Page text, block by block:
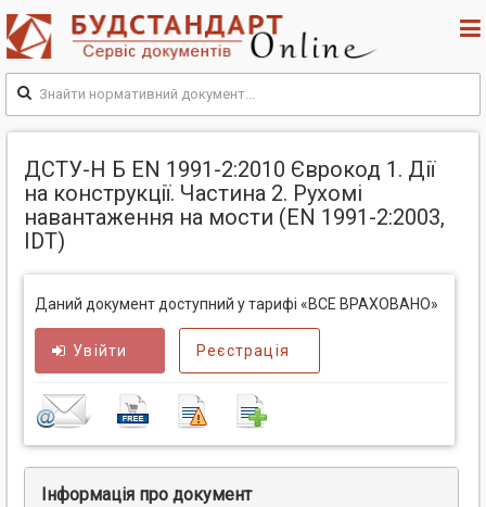
ДСТУ-Н Б EN 1991-2:2010 Єврокод 1. Дії
на конструкції. Частина 2. Рухомі
навантаження на мости (EN 1991-2:2003,
IDT)
Даний документ доступний у тарифі «ВСЕ ВРАХОВАНО»
Увійти Реєстрація
Інформація про документ